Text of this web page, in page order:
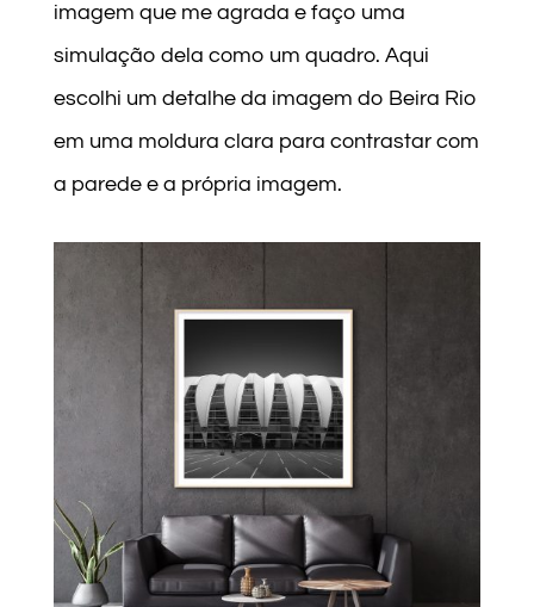
imagem que me agrada e faço uma
simulação dela como um quadro. Aqui
escolhi um detalhe da imagem do Beira Rio
em uma moldura clara para contrastar com
a parede e a própria imagem.